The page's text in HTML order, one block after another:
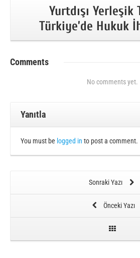
Yurtdışı Yerleşik
Türkiye’de Hukuk
Comments
No comments yet.
Yanıtla
You must be logged in to post a comment.
Sonraki Yazı
Önceki Yazı